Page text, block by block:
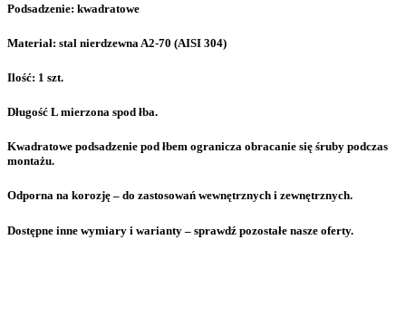
Podsadzenie: kwadratowe
Materiał: stal nierdzewna A2-70 (AISI 304)
Ilość: 1 szt.
Długość L mierzona spod łba.
Kwadratowe podsadzenie pod łbem ogranicza obracanie się śruby podczas
montażu.
Odporna na korozję – do zastosowań wewnętrznych i zewnętrznych.
Dostępne inne wymiary i warianty – sprawdź pozostałe nasze oferty.